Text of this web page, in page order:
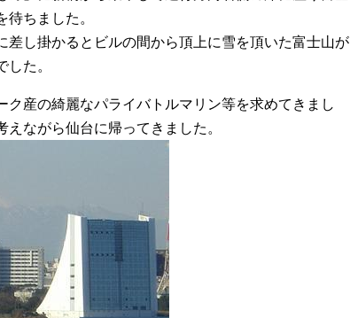
ちました。
差し掛かるとビルの間から頂上に雪を頂いた富士山が
た。
ク産の綺麗なパライバトルマリン等を求めてきまし
ながら仙台に帰ってきました。